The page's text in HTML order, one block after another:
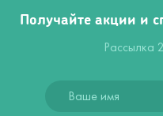
Получайте акции и
Рассылка